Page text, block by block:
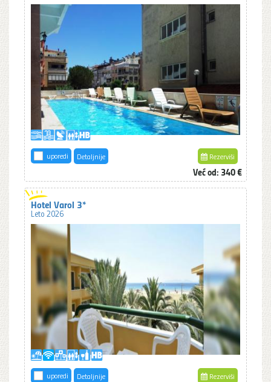
uporedi Detaljnije Rezerviši
Već od: 340 €
Hotel Varol 3*
Leto 2026
uporedi Detaljnije Rezerviši